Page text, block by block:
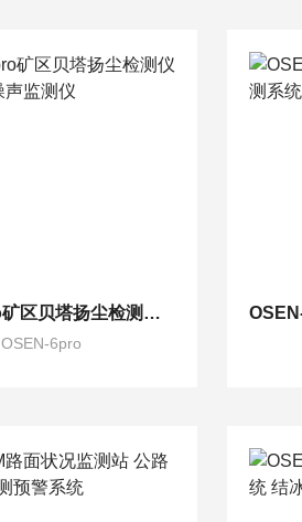
OSEN-6pro矿区贝塔扬尘检测仪 β射线扬尘噪声监测仪
OSEN-6pro